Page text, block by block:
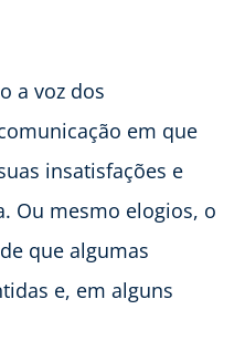
a voz dos
em que
insatisfações e
Ou mesmo elogios, o
que algumas
e, em alguns